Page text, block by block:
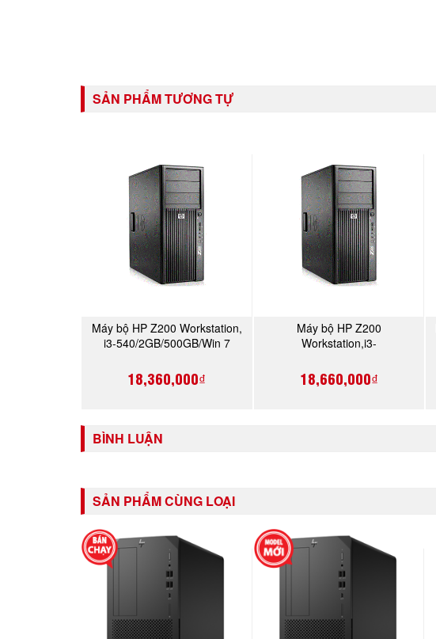
SẢN PHẨM TƯƠNG TỰ
Máy bộ HP Z200 Workstation,
i3-540/2GB/500GB/Win 7
18,360,000₫
MUA NGAY
Máy bộ HP Z200
Workstation,i3-
(VA206AV)
18,660,000₫
MUA NGAY
BÌNH LUẬN
SẢN PHẨM CÙNG LOẠI